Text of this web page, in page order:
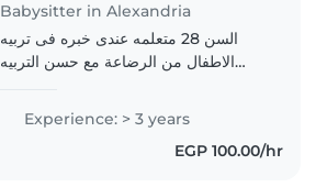
Babysitter in Alexandria
السن 28 متعلمه عندى خبره فى تربيه
الاطفال من الرضاعة مع حسن التربيه
Experience: > 3 years
EGP 100.00/hr